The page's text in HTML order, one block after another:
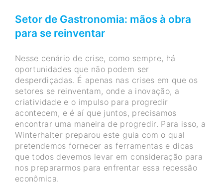
Setor de Gastronomia: mãos à obra
para se reinventar
Nesse cenário de crise, como sempre, há
oportunidades que não podem ser
desperdiçadas. É apenas nas crises em que os
setores se reinventam, onde a inovação, a
criatividade e o impulso para progredir
acontecem, e é aí que juntos, precisamos
encontrar uma maneira de progredir. Para isso, a
Winterhalter preparou este guia com o qual
pretendemos fornecer as ferramentas e dicas
que todos devemos levar em consideração para
nos prepararmos para enfrentar essa recessão
econômica.